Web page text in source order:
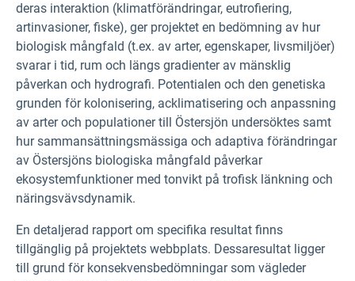
deras interaktion (klimatförändringar, eutrofiering,
artinvasioner, fiske), ger projektet en bedömning av hur
biologisk mångfald (t.ex. av arter, egenskaper, livsmiljöer)
svarar i tid, rum och längs gradienter av mänsklig
påverkan och hydrografi. Potentialen och den genetiska
grunden för kolonisering, acklimatisering och anpassning
av arter och populationer till Östersjön undersöktes samt
hur sammansättningsmässiga och adaptiva förändringar
av Östersjöns biologiska mångfald påverkar
ekosystemfunktioner med tonvikt på trofisk länkning och
näringsvävsdynamik.
En detaljerad rapport om specifika resultat finns
tillgänglig på projektets webbplats. Dessaresultat ligger
till grund för konsekvensbedömningar som vägleder